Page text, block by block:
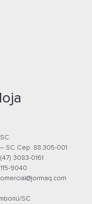
SC Cep: 88.305-001
3083-0161
9040
SC